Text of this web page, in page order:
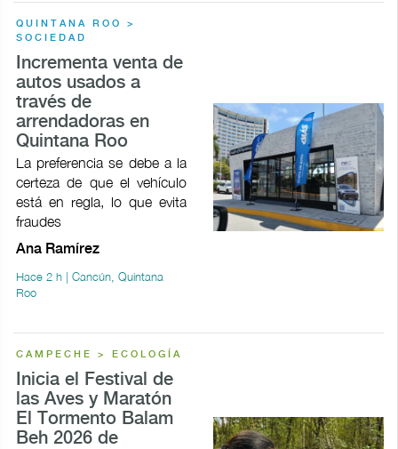
QUINTANA ROO >
SOCIEDAD
Incrementa venta de
autos usados a
través de
arrendadoras en
Quintana Roo
La preferencia se debe a la
certeza de que el vehículo
está en regla, lo que evita
fraudes
Ana Ramírez
Hace 2 h | Cancún, Quintana
Roo
CAMPECHE > ECOLOGÍA
Inicia el Festival de
las Aves y Maratón
El Tormento Balam
Beh 2026 de